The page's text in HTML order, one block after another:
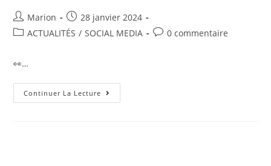
Marion
28 janvier 2024
ACTUALITÉS / SOCIAL MEDIA 0 commentaire
👀…
Continuer La Lecture